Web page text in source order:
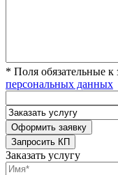
* Поля обязательные к
персональных данных
Заказать услугу